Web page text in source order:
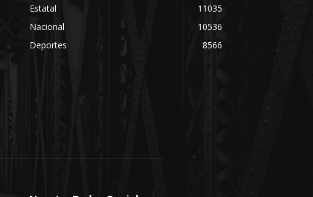
Estatal
11035
Nacional
10536
Deportes
8566